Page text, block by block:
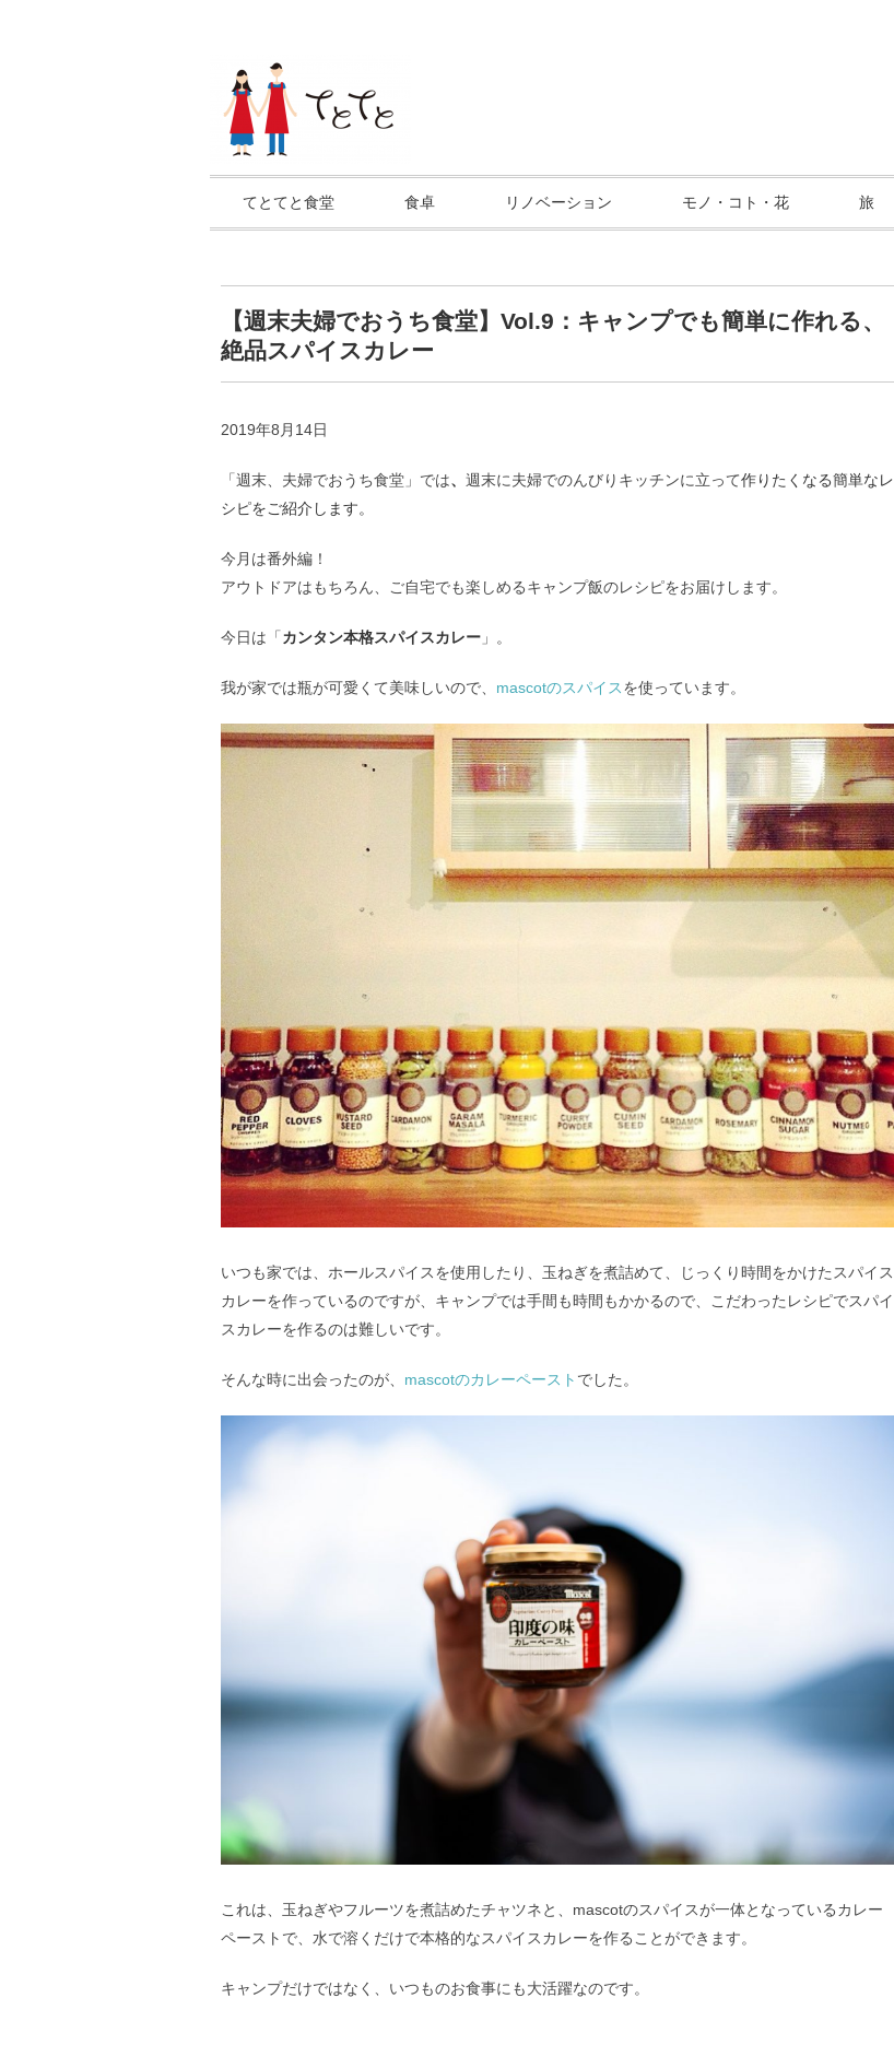
てとてと食堂 食卓 リノベーション モノ・コト・花 旅
【週末夫婦でおうち食堂】Vol.9：キャンプでも簡単に作れる、
絶品スパイスカレー
2019年8月14日
「週末、夫婦でおうち食堂」では、 週末に夫婦でのんびりキッチンに立って作りたくなる簡単なレ
シピをご紹介します。
今月は番外編！
アウトドアはもちろん、ご自宅でも楽しめるキャンプ飯のレシピをお届けします。
今日は「カンタン本格スパイスカレー 」。
我が家では瓶が可愛くて美味しいので、 mascotのスパイスを使っています。
いつも家では、ホールスパイスを使用したり、玉ねぎを煮詰めて、じっくり時間をかけたスパイス
カレーを作っているのですが、キャンプでは手間も時間もかかるので、こだわったレシピでスパイ
スカレーを作るのは難しいです。
そんな時に出会ったのが、 mascotのカレーペースト でした。
これは、玉ねぎやフルーツを煮詰めたチャツネと、mascotのスパイスが一体となっているカレー
ペーストで、水で溶くだけで本格的なスパイスカレーを作ることができます。
キャンプだけではなく、いつものお食事にも大活躍なのです。